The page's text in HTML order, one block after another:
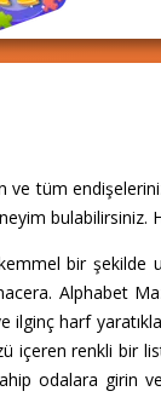
ve tüm
bulabilirsiniz.
bir
Alphabet
harf
renkli bir
odalara girin